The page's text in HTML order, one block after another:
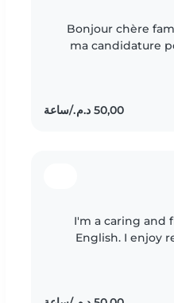
Bonjour chère
ma candidature
I'm a caring and
English. I enjoy